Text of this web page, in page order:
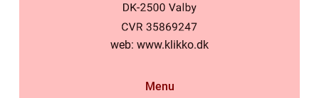
web: www.klikko.dk
Menu